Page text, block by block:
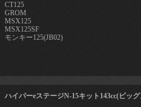
CT125
GROM
MSX125
MSX125SF
モンキー125(JB02)
ハイパーeステージN-15キット143cc(ビッ